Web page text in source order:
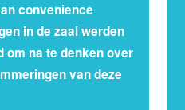
convenience
in de zaal werden
om na te denken over
van deze